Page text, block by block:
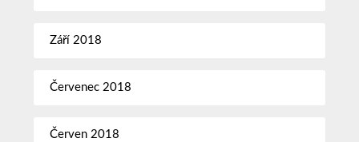
Září 2018
Červenec 2018
Červen 2018